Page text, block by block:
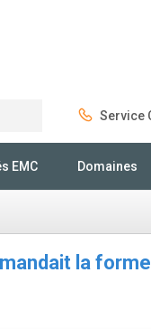
Service
EMC Domaines
la